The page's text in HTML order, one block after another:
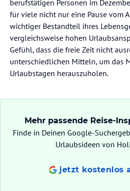
berufstätigen Personen im
für viele nicht nur eine Pause vom
wichtiger Bestandteil ihres
vergleichsweise hohen
Gefühl, dass die freie Zeit nicht
unterschiedlichen Mitteln, um das
Urlaubstagen herauszuholen.
Mehr passende Reise-
Finde in Deinen Google-
Urlaubsideen von
jetzt kostenlos